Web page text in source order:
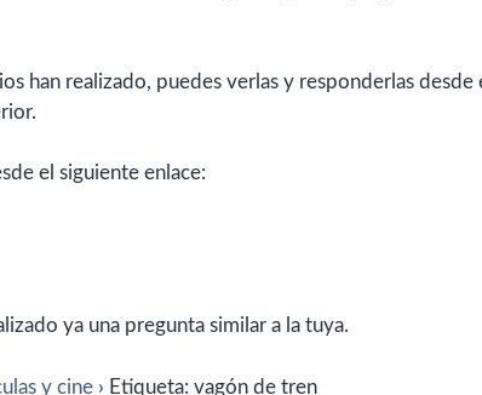
han realizado, puedes verlas y responderlas desde
el siguiente enlace:
ya una pregunta similar a la tuya.
y cine › Etiqueta: vagón de tren